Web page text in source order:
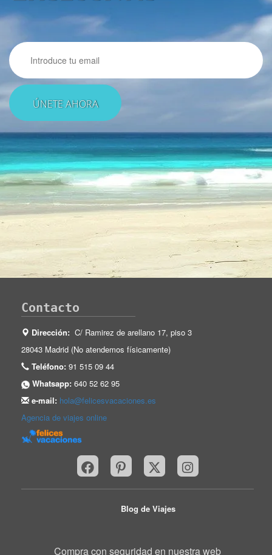
Email
Contacto
Dirección: C/ Ramirez de arellano 17, piso 3
28043 Madrid (No atendemos físicamente)
Teléfono: 91 515 09 44
Whatsapp: 640 52 62 95
e-mail: hola@felicesvacaciones.es
Agencia de viajes online
Blog de Viajes
Compra con seguridad en nuestra web